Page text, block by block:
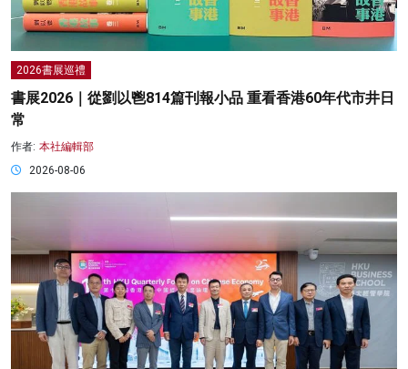
2026書展巡禮
書展2026｜從劉以鬯814篇刊報小品 重看香港60年代市井日
常
作者: 本社編輯部
2026-08-06